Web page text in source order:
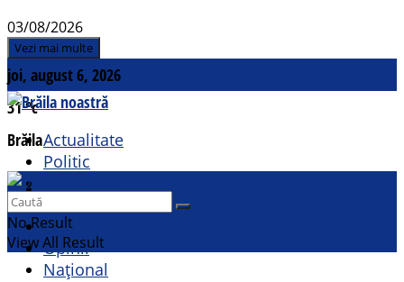
03/08/2026
Vezi mai multe
joi, august 6, 2026
31°c
Brăila
Contact
Actualitate
Politic
Cultural
Opinii
Național
No Result
View All Result